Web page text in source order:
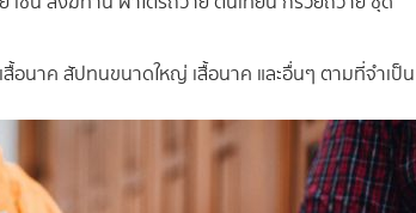
อนาค สัปทนขนาดใหญ่ เสื้อนาค และอื่นๆ ตามที่จำเป็น